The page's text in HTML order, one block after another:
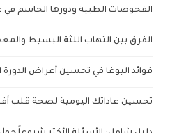
الفحوصات الطبية ودورها الحاسم في
الفرق بين التهاب اللثة البسيط
فوائد اليوغا في تحسين أعراض
تحسين عاداتك اليومية لصحة قلب